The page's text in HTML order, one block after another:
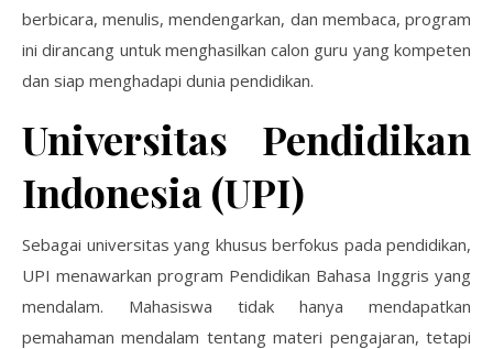
berbicara, menulis, mendengarkan, dan membaca, program
ini dirancang untuk menghasilkan calon guru yang kompeten
dan siap menghadapi dunia pendidikan.
Universitas Pendidikan
Indonesia (UPI)
Sebagai universitas yang khusus berfokus pada pendidikan,
UPI menawarkan program Pendidikan Bahasa Inggris yang
mendalam. Mahasiswa tidak hanya mendapatkan
pemahaman mendalam tentang materi pengajaran, tetapi